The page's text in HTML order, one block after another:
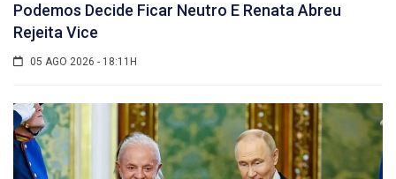
Podemos Decide Ficar Neutro E Renata Abreu
Rejeita Vice
05 AGO 2026 - 18:11H